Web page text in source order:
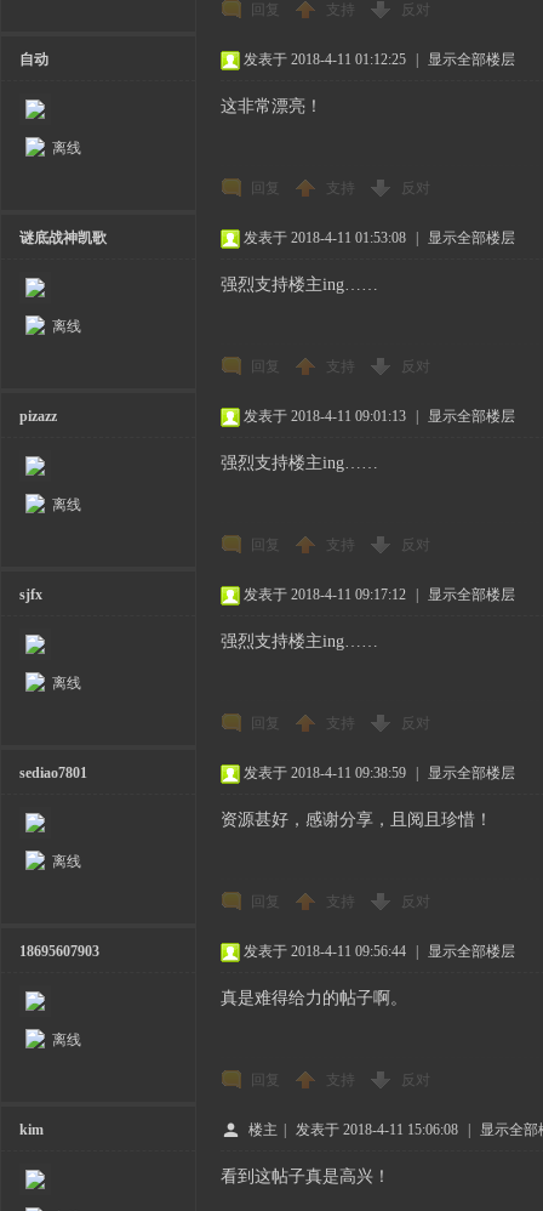
回复 支持 反对
自动
离线
发表于 2018-4-11 01:12:25 显示全部楼层
这非常漂亮！
回复 支持 反对
谜底战神凯歌
离线
发表于 2018-4-11 01:53:08 显示全部楼层
强烈支持楼主ing……
回复 支持 反对
pizazz
离线
发表于 2018-4-11 09:01:13 显示全部楼层
强烈支持楼主ing……
回复 支持 反对
sjfx
离线
发表于 2018-4-11 09:17:12 显示全部楼层
强烈支持楼主ing……
回复 支持 反对
sediao7801
离线
发表于 2018-4-11 09:38:59 显示全部楼层
资源甚好，感谢分享，且阅且珍惜！
回复 支持 反对
18695607903
离线
发表于 2018-4-11 09:56:44 显示全部楼层
真是难得给力的帖子啊。
回复 支持 反对
kim 楼主 发表于 2018-4-11 15:06:08 显示全部
看到这帖子真是高兴！